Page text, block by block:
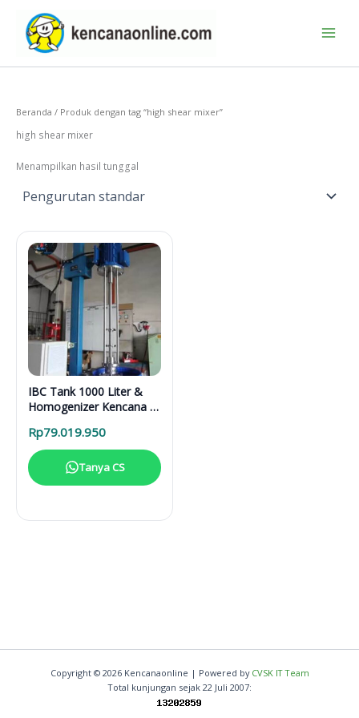
konten
Beranda / Produk dengan tag “high shear mixer”
high shear mixer
Menampilkan hasil tunggal
IBC Tank 1000 Liter &
Homogenizer Kencana –
Industri
Rp79.019.950
Tanya CS
Copyright © 2026 Kencanaonline | Powered by CVSK IT Team
Total kunjungan sejak 22 Juli 2007: